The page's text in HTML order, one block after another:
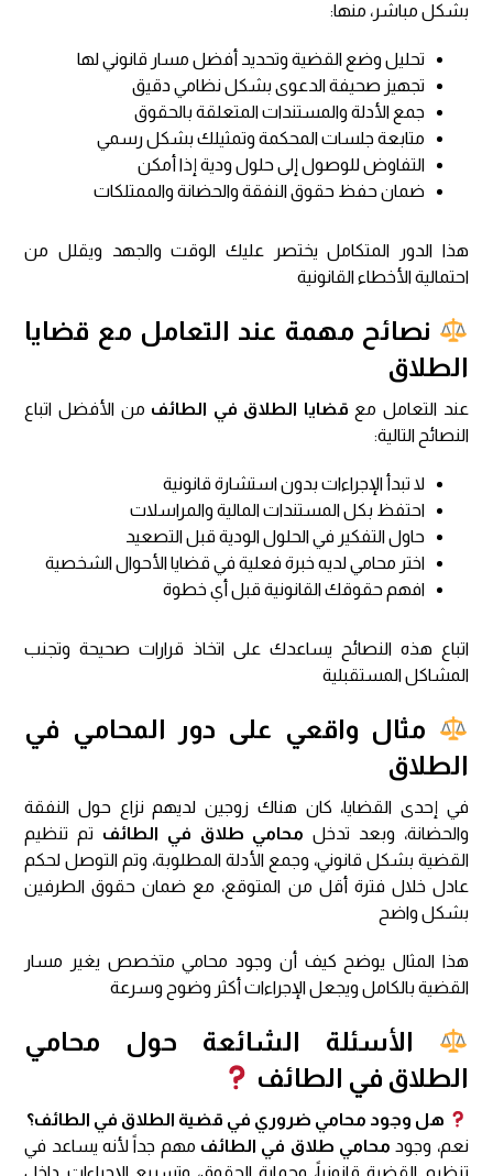
بشكل مباشر، منها:
تحليل وضع القضية وتحديد أفضل مسار قانوني لها
تجهيز صحيفة الدعوى بشكل نظامي دقيق
جمع الأدلة والمستندات المتعلقة بالحقوق
متابعة جلسات المحكمة وتمثيلك بشكل رسمي
التفاوض للوصول إلى حلول ودية إذا أمكن
ضمان حفظ حقوق النفقة والحضانة والممتلكات
هذا الدور المتكامل يختصر عليك الوقت والجهد ويقلل من
احتمالية الأخطاء القانونية
نصائح مهمة عند التعامل مع قضايا
الطلاق
عند التعامل مع قضايا الطلاق في الطائف من الأفضل اتباع
النصائح التالية:
لا تبدأ الإجراءات بدون استشارة قانونية
احتفظ بكل المستندات المالية والمراسلات
حاول التفكير في الحلول الودية قبل التصعيد
اختر محامي لديه خبرة فعلية في قضايا الأحوال الشخصية
افهم حقوقك القانونية قبل أي خطوة
اتباع هذه النصائح يساعدك على اتخاذ قرارات صحيحة وتجنب
المشاكل المستقبلية
مثال واقعي على دور المحامي في
الطلاق
في إحدى القضايا، كان هناك زوجين لديهم نزاع حول النفقة
والحضانة، وبعد تدخل محامي طلاق في الطائف تم تنظيم
القضية بشكل قانوني، وجمع الأدلة المطلوبة، وتم التوصل لحكم
عادل خلال فترة أقل من المتوقع، مع ضمان حقوق الطرفين
بشكل واضح
هذا المثال يوضح كيف أن وجود محامي متخصص يغير مسار
القضية بالكامل ويجعل الإجراءات أكثر وضوح وسرعة
الأسئلة الشائعة حول محامي
الطلاق في الطائف
هل وجود محامي ضروري في قضية الطلاق في الطائف؟
نعم، وجود محامي طلاق في الطائف مهم جداً لأنه يساعد في